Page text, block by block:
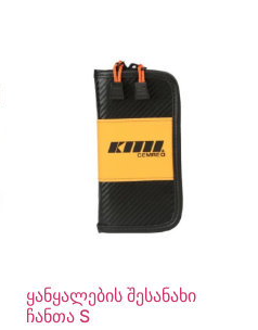
ყანყალების შესანახი
ჩანთა S